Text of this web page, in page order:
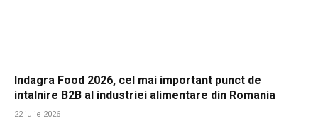
Indagra Food 2026, cel mai important punct de
intalnire B2B al industriei alimentare din Romania
22 iulie 2026